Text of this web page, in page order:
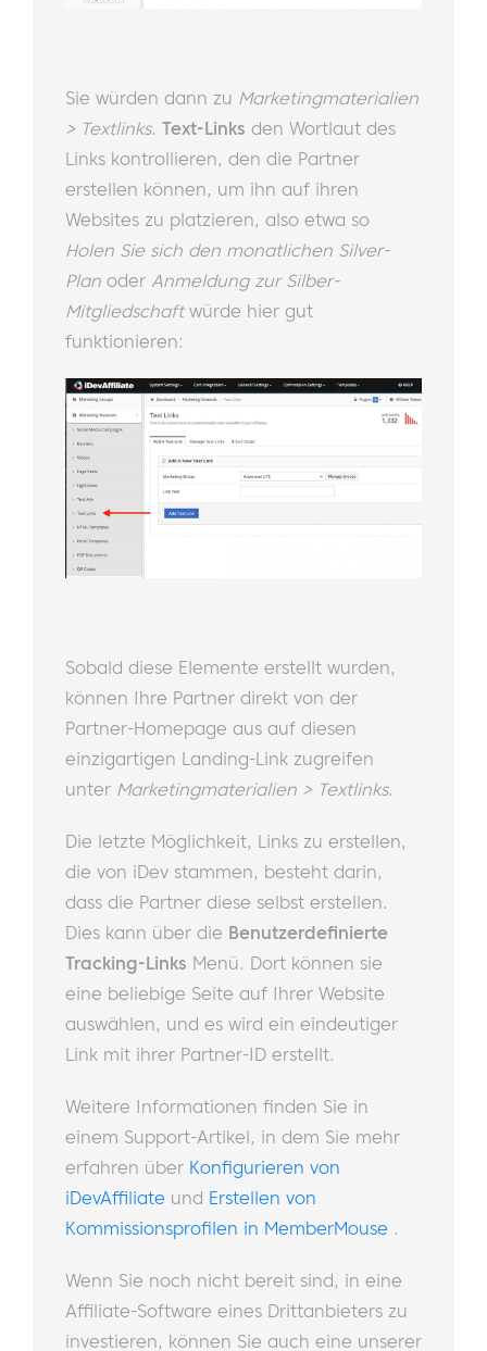
Sie würden dann zu Marketingmaterialien
> Textlinks. Text-Links den Wortlaut des
Links kontrollieren, den die Partner
erstellen können, um ihn auf ihren
Websites zu platzieren, also etwa so
Holen Sie sich den monatlichen Silver-
Plan oder Anmeldung zur Silber-
Mitgliedschaftwürde hier gut
funktionieren:
Sobald diese Elemente erstellt wurden,
können Ihre Partner direkt von der
Partner-Homepage aus auf diesen
einzigartigen Landing-Link zugreifen
unter Marketingmaterialien > Textlinks.
Die letzte Möglichkeit, Links zu erstellen,
die von iDev stammen, besteht darin,
dass die Partner diese selbst erstellen.
Dies kann über die Benutzerdefinierte
Tracking-Links Menü. Dort können sie
eine beliebige Seite auf Ihrer Website
auswählen, und es wird ein eindeutiger
Link mit ihrer Partner-ID erstellt.
Weitere Informationen finden Sie in
einem Support-Artikel, in dem Sie mehr
erfahren über Konfigurieren von
iDevAffiliate und Erstellen von
Kommissionsprofilen in MemberMouse .
Wenn Sie noch nicht bereit sind, in eine
Affiliate-Software eines Drittanbieters zu
investieren, können Sie auch eine unserer